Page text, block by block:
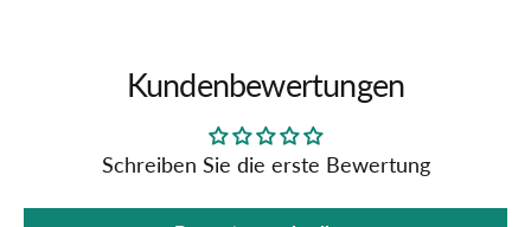
Kundenbewertungen
Schreiben Sie die erste Bewertung